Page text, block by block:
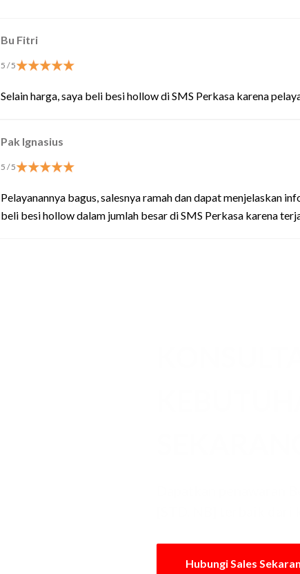
Bu Fitri
5 / 5
Selain harga, saya beli besi hollow di SMS Perkasa karena
Pak Ignasius
5 / 5
Pelayanannya bagus, salesnya ramah dan dapat menjelaskan
beli besi hollow dalam jumlah besar di SMS Perkasa karena
Hubungi Sales